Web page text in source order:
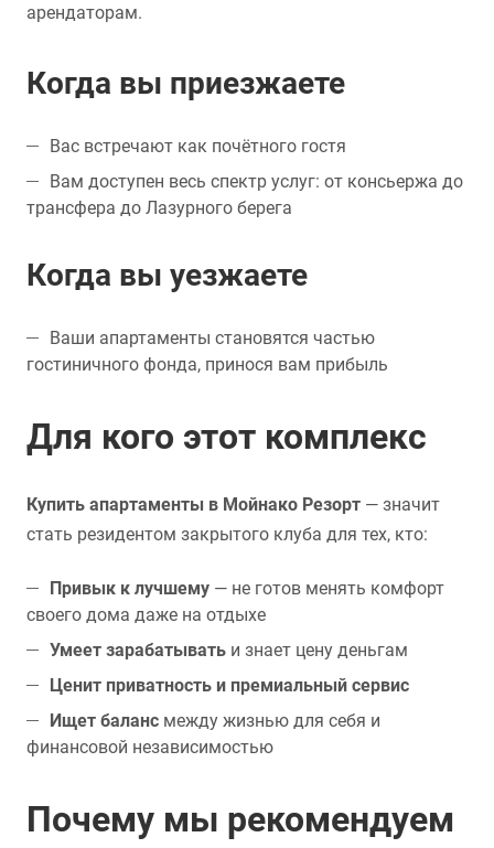
арендаторам.
Когда вы приезжаете
Вас встречают как почётного гостя
Вам доступен весь спектр услуг: от консьержа до
трансфера до Лазурного берега
Когда вы уезжаете
Ваши апартаменты становятся частью
гостиничного фонда, принося вам прибыль
Для кого этот комплекс
Купить апартаменты в Мойнако Резорт — значит
стать резидентом закрытого клуба для тех, кто:
Привык к лучшему — не готов менять комфорт
своего дома даже на отдыхе
Умеет зарабатывать и знает цену деньгам
Ценит приватность и премиальный сервис
Ищет баланс между жизнью для себя и
финансовой независимостью
Почему мы рекомендуем